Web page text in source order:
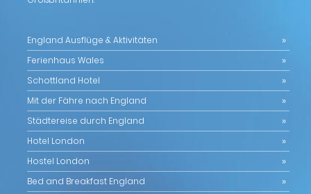
England Ausflüge & Aktivitäten
Ferienhaus Wales
Schottland Hotel
Mit der Fähre nach England
Städtereise durch England
Hotel London
Hostel London
Bed and Breakfast England